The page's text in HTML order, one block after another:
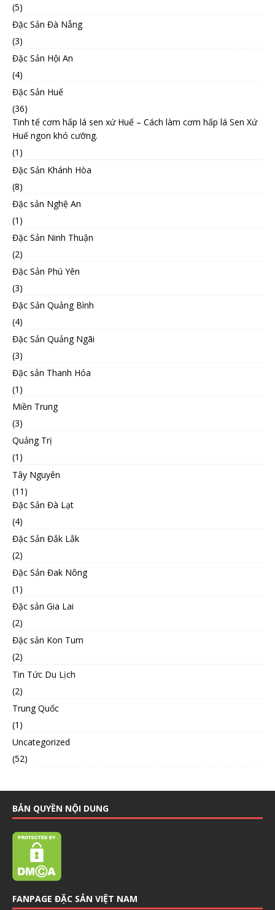
(5)
Đặc Sản Đà Nẵng
(3)
Đặc Sản Hội An
(4)
Đặc Sản Huế
(36)
Tinh tế cơm hấp lá sen xứ Huế – Cách làm cơm hấp lá Sen Xứ
Huế ngon khó cưỡng.
(1)
Đặc Sản Khánh Hòa
(8)
Đặc sản Nghệ An
(1)
Đặc Sản Ninh Thuận
(2)
Đặc Sản Phú Yên
(3)
Đặc Sản Quảng Bình
(4)
Đặc Sản Quảng Ngãi
(3)
Đặc sản Thanh Hóa
(1)
Miền Trung
(3)
Quảng Trị
(1)
Tây Nguyên
(11)
Đặc Sản Đà Lạt
(4)
Đặc Sản Đắk Lắk
(2)
Đặc Sản Đak Nông
(1)
Đặc sản Gia Lai
(2)
Đặc sản Kon Tum
(2)
Tin Tức Du Lịch
(2)
Trung Quốc
(1)
Uncategorized
(52)
BẢN QUYỀN NỘI DUNG
FANPAGE ĐẶC SẢN VIỆT NAM